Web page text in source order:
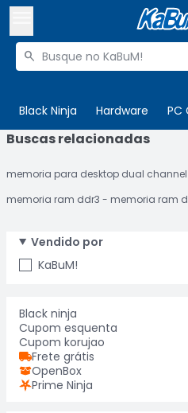
Buscar produtos

Black Ninja Hardware PC

 Departamentos
Mais Vendidos
Buscas relacionadas
memoria para desktop dual channel
memoria ram ddr3
memoria ram
Vendido por
KaBuM!
Black ninja
Cupom esquenta
Cupom korujao
Frete grátis
OpenBox
Prime Ninja